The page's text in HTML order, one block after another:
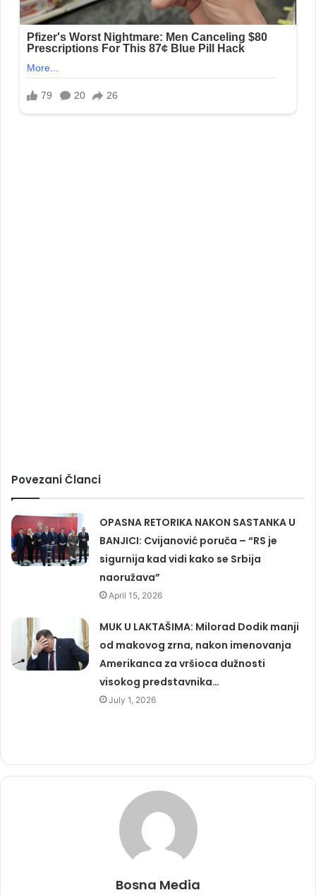
Povezani Članci
OPASNA RETORIKA NAKON SASTANKA U
BANJICI: Cvijanović poruča – “RS je
sigurnija kad vidi kako se Srbija
naoružava”
April 15, 2026
MUK U LAKTAŠIMA: Milorad Dodik manji
od makovog zrna, nakon imenovanja
Amerikanca za vršioca dužnosti
visokog predstavnika…
July 1, 2026
Bosna Media